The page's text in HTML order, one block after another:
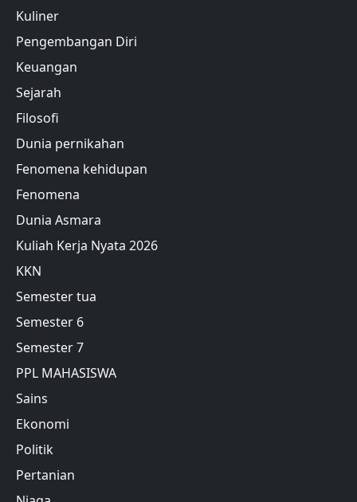
Kuliner
Pengembangan Diri
Keuangan
Sejarah
Filosofi
Dunia pernikahan
Fenomena kehidupan
Fenomena
Dunia Asmara
Kuliah Kerja Nyata 2026
KKN
Semester tua
Semester 6
Semester 7
PPL MAHASISWA
Sains
Ekonomi
Politik
Pertanian